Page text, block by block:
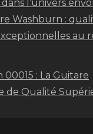
l’univers
Washburn :
au
00015 : La Guitare
de Qualité